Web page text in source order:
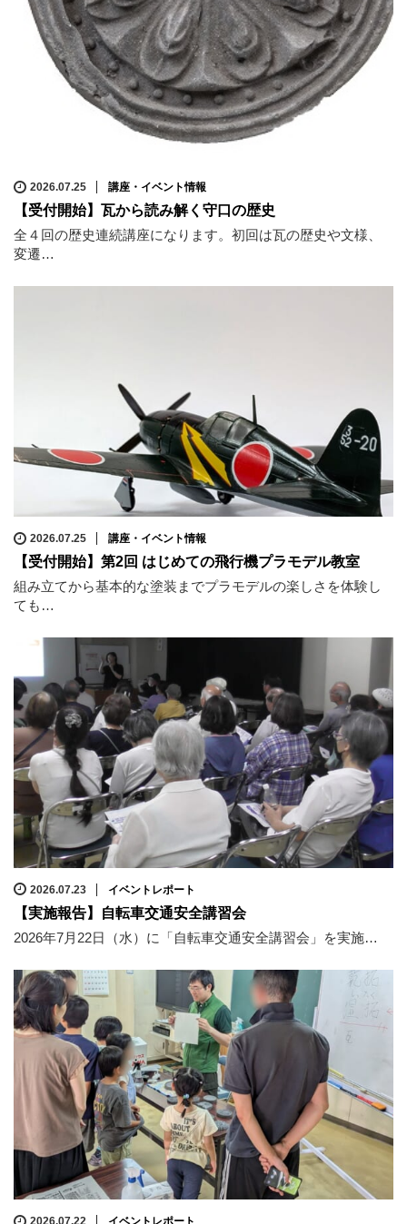
2026.07.25 講座・イベント情報
【受付開始】瓦から読み解く守口の歴史
全４回の歴史連続講座になります。初回は瓦の歴史や文様、
変遷…
2026.07.25 講座・イベント情報
【受付開始】第2回 はじめての飛行機プラモデル教室
組み立てから基本的な塗装までプラモデルの楽しさを体験し
ても…
2026.07.23 イベントレポート
【実施報告】自転車交通安全講習会
2026年7月22日（水）に「自転車交通安全講習会」を実施…